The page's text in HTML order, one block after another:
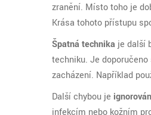
zranění. Místo toho je
Krása tohoto přístupu
Špatná technika je další
techniku. Je
zacházení. Například
Další chybou je
infekcím nebo kožním